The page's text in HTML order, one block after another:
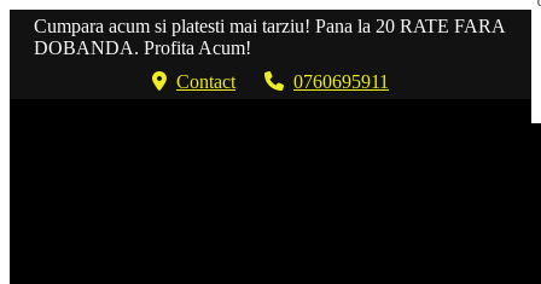
Cumpara acum si platesti mai tarziu! Pana la 20 RATE FARA
DOBANDA. Profita Acum!
Contact
0760695911